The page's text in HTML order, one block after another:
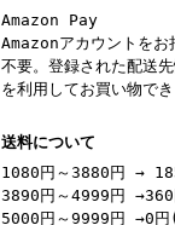
Amazon Pay
Amazonアカウントをお
不要。登録された配送
を利用してお買い物でき
送料について
1080円～3880円 →
3890円～4999円 →360
5000円～9999円 →0円